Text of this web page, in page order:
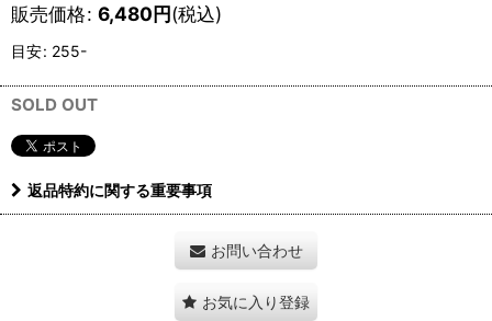
販売価格: 6,480円(税込)
目安: 255-
SOLD OUT
返品特約に関する重要事項
お問い合わせ
お気に入り登録